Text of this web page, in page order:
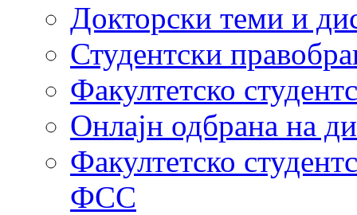
Докторски теми и
Студентски
Факултетско
Онлајн одбрана на
Факултетско
ФСС